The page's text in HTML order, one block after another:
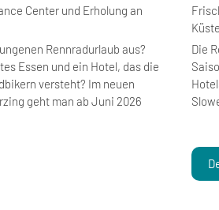
Center und Erholung an
Rennradurlaub aus?
Essen und ein Hotel, das die
versteht? Im neuen
geht man ab Juni 2026
Die